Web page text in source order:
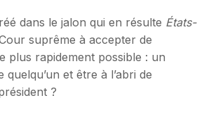
dans le jalon qui en résulte États-
suprême à accepter de
plus rapidement possible : un
et être à l’abri de
?